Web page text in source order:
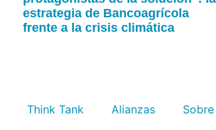
estrategia de Bancoagrícola
frente a la crisis climática
Think Tank Alianzas